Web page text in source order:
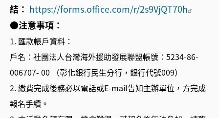
結： https://forms.office.com/r/2s9VjQT70h
●注意事項：
1. 匯款帳戶資料：
戶名：社團法人台灣海外援助發展聯盟帳號：5234-86-
006707- 00 （彰化銀行民生分行，銀行代號009）
2. 繳費完成後務必以電話或E-mail告知主辦單位，方完成
報名手續。